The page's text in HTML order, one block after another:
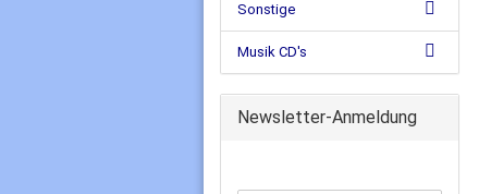
Sonstige
Musik CD's
Newsletter-Anmeldung